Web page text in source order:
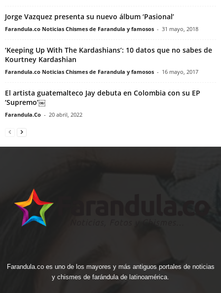
Jorge Vazquez presenta su nuevo álbum ‘Pasional’
Farandula.co Noticias Chismes de Farandula y famosos - 31 mayo, 2018
‘Keeping Up With The Kardashians’: 10 datos que no sabes de
Kourtney Kardashian
Farandula.co Noticias Chismes de Farandula y famosos - 16 mayo, 2017
El artista guatemalteco Jay debuta en Colombia con su EP
‘Supremo’￼
Farandula.Co - 20 abril, 2022
Farandula.co es uno de los mayores y más antiguos portales de noticias
y chismes de farándula de latinoamérica.